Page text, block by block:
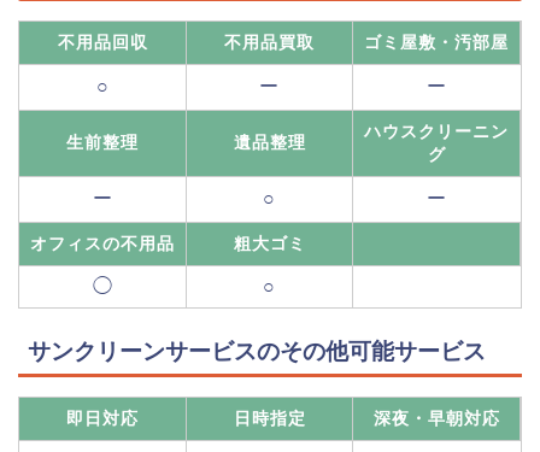
不用品回収 不用品買取 ゴミ屋敷・汚部屋
○ ー ー
生前整理 遺品整理
ハウスクリーニン
グ
ー ○ ー
オフィスの不用品 粗大ゴミ
◯ ○
サンクリーンサービスのその他可能サービス
即日対応 日時指定 深夜・早朝対応